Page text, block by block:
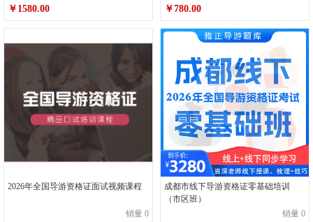
￥1580.00 ￥780.00
2026年全国导游资格证面试视频课程
销量 0
成都市线下导游资格证零基础培训
（市区班）
销量 0